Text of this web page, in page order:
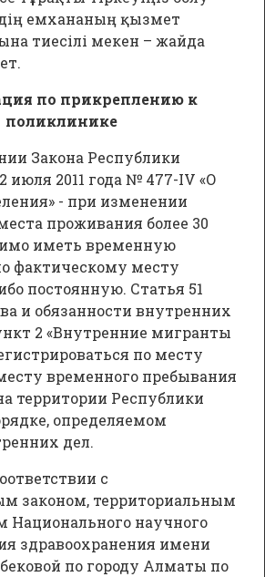
больного к клинико-
исследованиям
емхананың қызмет
тиесілі мекен – жайда
по прикреплению к
поликлинике
Закона Республики
июля 2011 года № 477-IV «О
- при изменении
проживания более 30
иметь временную
фактическому месту
постоянную. Статья 51
и обязанности внутренних
2 «Внутренние мигранты
по месту
временного пребывания
территории Республики
определяемом
дел.
с
законом, территориальным
Национального научного
здравоохранения имени
по городу Алматы по